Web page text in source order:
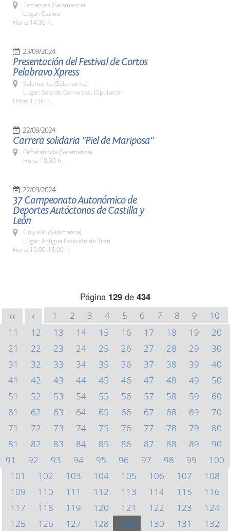
Tamames (Salamanca)
Lugar: Casino
Hora: 14:30 h.
23/09/2024
Presentación del Festival de Cortos
Pelabravo Xpress
Salamanca (Salamanca)
Lugar: Sala de Comarcas. Diputación
Hora: 11:00 h.
22/09/2024
Carrera solidaria "Piel de Mariposa"
Peñarandilla (Salamanca)
Hora: 10:30 h.
22/09/2024
37 Campeonato Autonómico de
Deportes Autóctonos de Castilla y
León
Guijuelo (Salamanca)
Lugar: Antigua Estación de Tren
Hora: 10:00-15:00 h.
Página 129de 434
<< < 1 2 3 4 5 6 7 8 9
10
11
12 13 14 15 16 17 18 19
20
21
22 23 24 25 26 27 28 29
30
31
32 33 34 35 36 37 38 39
40
41
42 43 44 45 46 47 48 49
50
51
52 53 54 55 56 57 58 59
60
61
62 63 64 65 66 67 68 69
70
71
72 73 74 75 76 77 78 79
80
81
82 83 84 85 86 87 88 89
90
91
92 93 94 95 96 97 98 99
100
101
102 103 104 105 106 107
108
109
110 111 112 113 114 115
116
117
118 119 120 121 122 123
124
125
126 127 128 129 130 131
132